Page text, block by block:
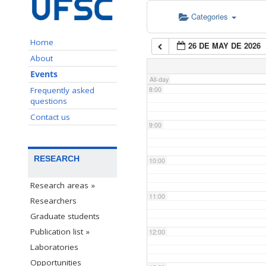
Home
About
Events
Frequently asked
questions
Contact us
RESEARCH
Research areas »
Researchers
Graduate students
Publication list »
Laboratories
Opportunities
Categories
26 DE MAY DE 2026
All-day
7:00
8:00
9:00
10:00
11:00
12:00